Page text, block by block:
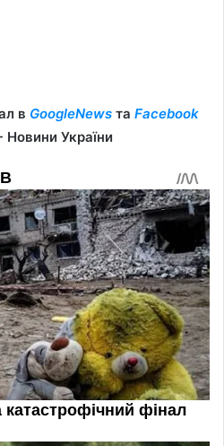
в GoogleNews та Facebook
Новини України